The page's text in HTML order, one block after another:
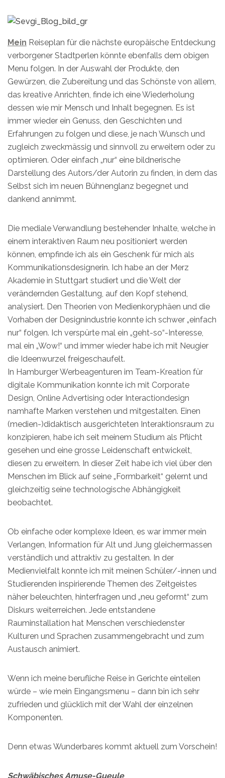
Mein Reiseplan für die nächste europäische Entdeckung
verborgener Stadtperlen könnte ebenfalls dem obigen
Menu folgen. In der Auswahl der Produkte, den
Gewürzen, die Zubereitung und das Schönste von allem,
das kreative Anrichten, finde ich eine Wiederholung
dessen wie mir Mensch und Inhalt begegnen. Es ist
immer wieder ein Genuss, den Geschichten und
Erfahrungen zu folgen und diese, je nach Wunsch und
zugleich zweckmässig und sinnvoll zu erweitern oder zu
optimieren. Oder einfach „nur“ eine bildnerische
Darstellung des Autors/der Autorin zu finden, in dem das
Selbst sich im neuen Bühnenglanz begegnet und
dankend annimmt.
Die mediale Verwandlung bestehender Inhalte, welche in
einem interaktiven Raum neu positioniert werden
können, empfinde ich als ein Geschenk für mich als
Kommunikationsdesignerin. Ich habe an der Merz
Akademie in Stuttgart studiert und die Welt der
verändernden Gestaltung, auf den Kopf stehend,
analysiert. Den Theorien von Medienkoryphäen und die
Vorhaben der Designindustrie konnte ich schwer „einfach
nur“ folgen. Ich verspürte mal ein „geht-so“-Interesse,
mal ein „Wow!“ und immer wieder habe ich mit Neugier
die Ideenwurzel freigeschaufelt.
In Hamburger Werbeagenturen im Team-Kreation für
digitale Kommunikation konnte ich mit Corporate
Design, Online Advertising oder Interactiondesign
namhafte Marken verstehen und mitgestalten. Einen
(medien-)didaktisch ausgerichteten Interaktionsraum zu
konzipieren, habe ich seit meinem Studium als Pflicht
gesehen und eine grosse Leidenschaft entwickelt,
diesen zu erweitern. In dieser Zeit habe ich viel über den
Menschen im Blick auf seine „Formbarkeit“ gelernt und
gleichzeitig seine technologische Abhängigkeit
beobachtet.
Ob einfache oder komplexe Ideen, es war immer mein
Verlangen, Information für Alt und Jung gleichermassen
verständlich und attraktiv zu gestalten. In der
Medienvielfalt konnte ich mit meinen Schüler/-innen und
Studierenden inspirierende Themen des Zeitgeistes
näher beleuchten, hinterfragen und „neu geformt“ zum
Diskurs weiterreichen. Jede entstandene
Rauminstallation hat Menschen verschiedenster
Kulturen und Sprachen zusammengebracht und zum
Austausch animiert.
Wenn ich meine berufliche Reise in Gerichte einteilen
würde – wie mein Eingangsmenu – dann bin ich sehr
zufrieden und glücklich mit der Wahl der einzelnen
Komponenten.
Denn etwas Wunderbares kommt aktuell zum Vorschein!
Schwäbisches Amuse-Gueule